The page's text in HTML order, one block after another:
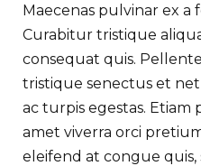
Maecenas pulvinar ex a
Curabitur tristique
consequat quis.
tristique senectus et
ac turpis egestas.
amet viverra orci
eleifend at congue quis,